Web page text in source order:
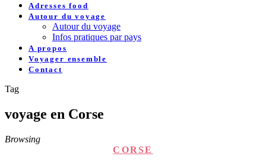
Adresses food
Autour du voyage
Autour du voyage
Infos pratiques par pays
A propos
Voyager ensemble
Contact
Tag
voyage en Corse
Browsing
CORSE